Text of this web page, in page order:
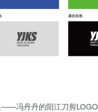
——冯丹丹的阳江刀剪LOGO